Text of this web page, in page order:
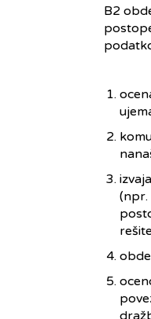
B2
(npr.